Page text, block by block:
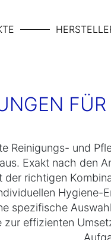
Reinigungs- und
Exakt nach den
der richtigen
Hygiene-
spezifische
zur effizienten